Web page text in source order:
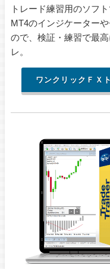
トレード練習用のソフト
MT4のインジケーター
ので、検証・練習で最
レ。
ワンクリックＦＸ